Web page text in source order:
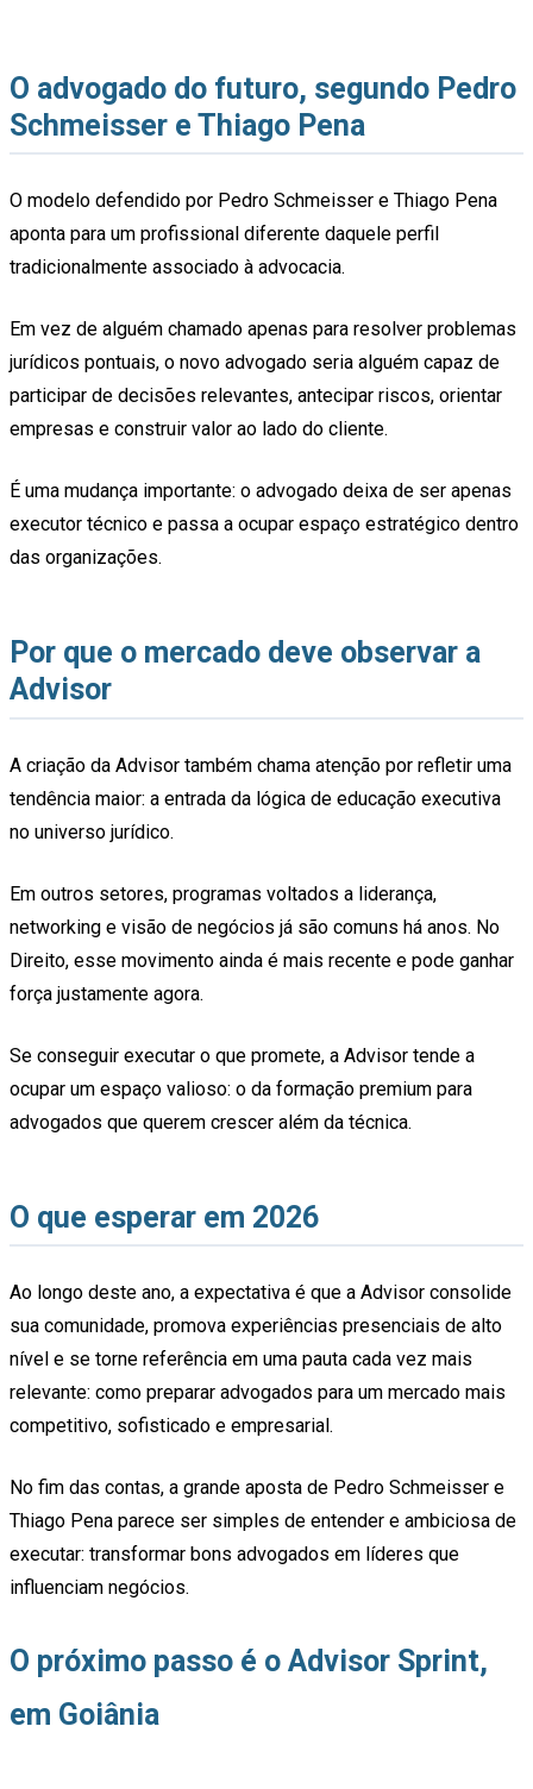
O advogado do futuro, segundo Pedro
Schmeisser e Thiago Pena
O modelo defendido por Pedro Schmeisser e Thiago Pena
aponta para um profissional diferente daquele perfil
tradicionalmente associado à advocacia.
Em vez de alguém chamado apenas para resolver problemas
jurídicos pontuais, o novo advogado seria alguém capaz de
participar de decisões relevantes, antecipar riscos, orientar
empresas e construir valor ao lado do cliente.
É uma mudança importante: o advogado deixa de ser apenas
executor técnico e passa a ocupar espaço estratégico dentro
das organizações.
Por que o mercado deve observar a
Advisor
A criação da Advisor também chama atenção por refletir uma
tendência maior: a entrada da lógica de educação executiva
no universo jurídico.
Em outros setores, programas voltados a liderança,
networking e visão de negócios já são comuns há anos. No
Direito, esse movimento ainda é mais recente e pode ganhar
força justamente agora.
Se conseguir executar o que promete, a Advisor tende a
ocupar um espaço valioso: o da formação premium para
advogados que querem crescer além da técnica.
O que esperar em 2026
Ao longo deste ano, a expectativa é que a Advisor consolide
sua comunidade, promova experiências presenciais de alto
nível e se torne referência em uma pauta cada vez mais
relevante: como preparar advogados para um mercado mais
competitivo, sofisticado e empresarial.
No fim das contas, a grande aposta de Pedro Schmeisser e
Thiago Pena parece ser simples de entender e ambiciosa de
executar: transformar bons advogados em líderes que
influenciam negócios.
O próximo passo é o Advisor Sprint,
em Goiânia